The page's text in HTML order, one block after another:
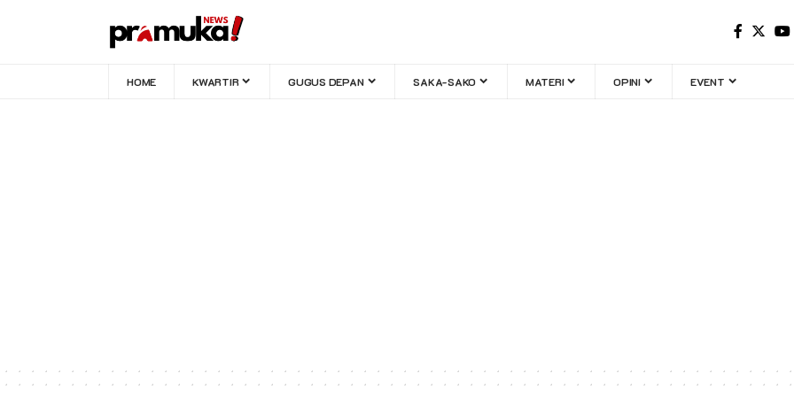
HOME KWARTIR GUGUS DEPAN SAKA-SAKO MATERI OPINI EVENT